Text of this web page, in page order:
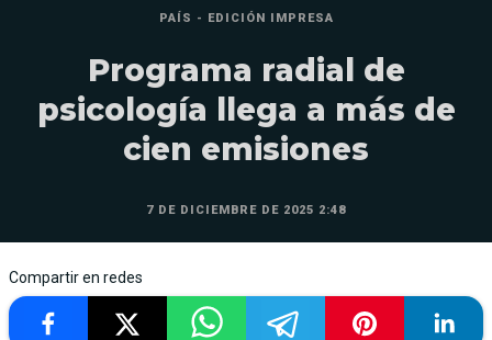
PAÍS - EDICIÓN IMPRESA
Programa radial de
psicología llega a más de
cien emisiones
7 DE DICIEMBRE DE 2025 2:48
Compartir en redes